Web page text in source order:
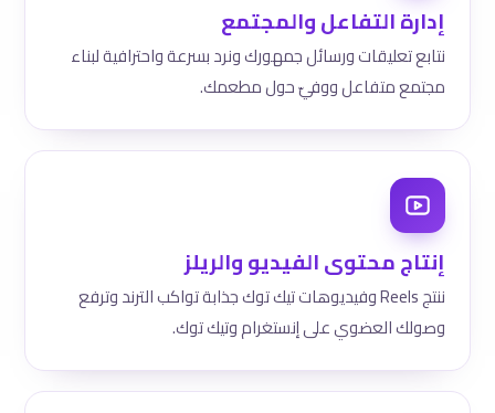
إدارة التفاعل والمجتمع
نتابع تعليقات ورسائل جمهورك ونرد بسرعة واحترافية لبناء
مجتمع متفاعل ووفيّ حول مطعمك.
إنتاج محتوى الفيديو والريلز
ننتج Reels وفيديوهات تيك توك جذابة تواكب الترند وترفع
وصولك العضوي على إنستغرام وتيك توك.